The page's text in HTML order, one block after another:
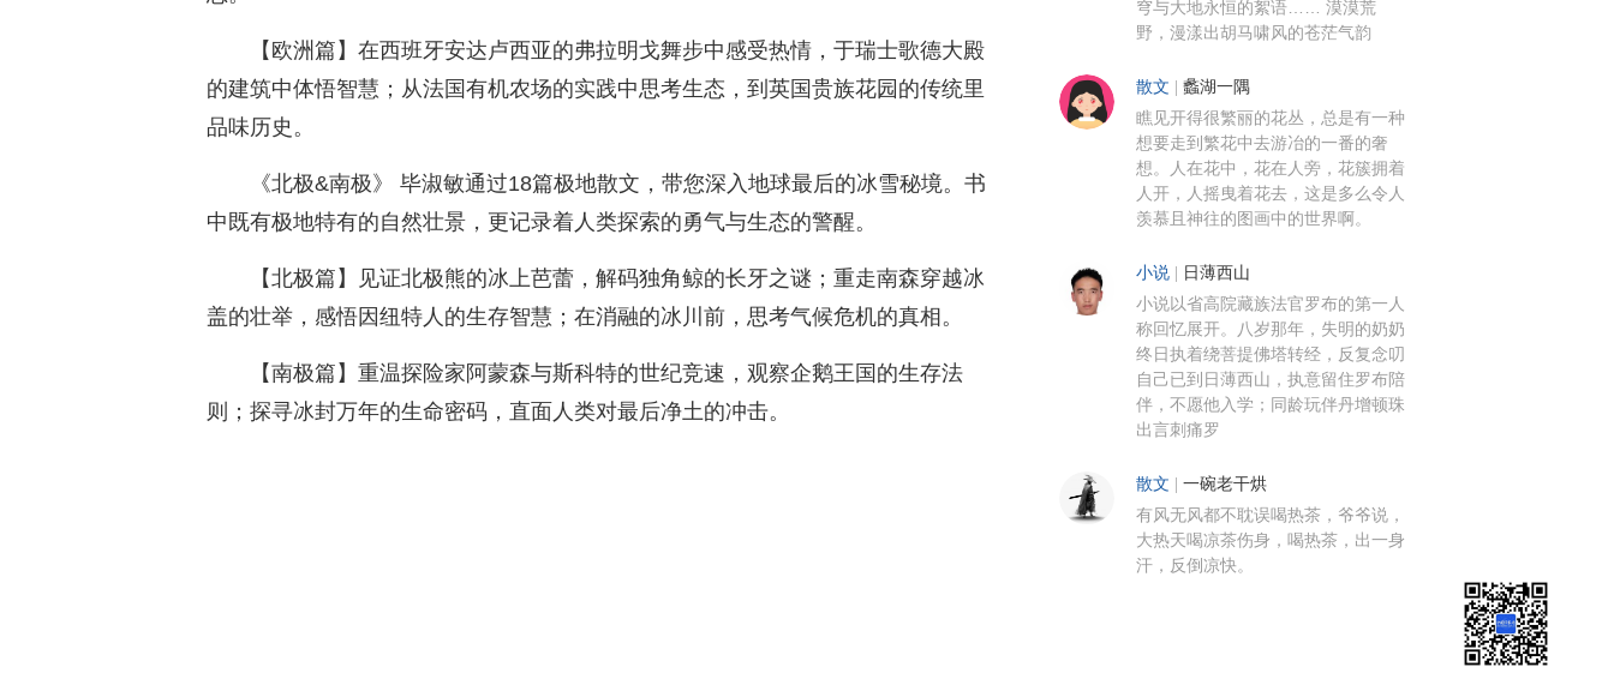
【欧洲篇】在西班牙安达卢西亚的弗拉明戈舞步中感受热情，于瑞士歌德大殿
的建筑中体悟智慧；从法国有机农场的实践中思考生态，到英国贵族花园的传统里
品味历史。
《北极&南极》 毕淑敏通过18篇极地散文，带您深入地球最后的冰雪秘境。书
中既有极地特有的自然壮景，更记录着人类探索的勇气与生态的警醒。
【北极篇】见证北极熊的冰上芭蕾，解码独角鲸的长牙之谜；重走南森穿越冰
盖的壮举，感悟因纽特人的生存智慧；在消融的冰川前，思考气候危机的真相。
【南极篇】重温探险家阿蒙森与斯科特的世纪竞速，观察企鹅王国的生存法
则；探寻冰封万年的生命密码，直面人类对最后净土的冲击。
穹与大地永恒的絮语…… 漠漠荒
野，漫漾出胡马啸风的苍茫气韵
散文 蠡湖一隅
瞧见开得很繁丽的花丛，总是有一种
想要走到繁花中去游冶的一番的奢
想。人在花中，花在人旁，花簇拥着
人开，人摇曳着花去，这是多么令人
羡慕且神往的图画中的世界啊。
小说 日薄西山
小说以省高院藏族法官罗布的第一人
称回忆展开。八岁那年，失明的奶奶
终日执着绕菩提佛塔转经，反复念叨
自己已到日薄西山，执意留住罗布陪
伴，不愿他入学；同龄玩伴丹增顿珠
出言刺痛罗
散文 一碗老干烘
有风无风都不耽误喝热茶，爷爷说，
大热天喝凉茶伤身，喝热茶，出一身
汗，反倒凉快。